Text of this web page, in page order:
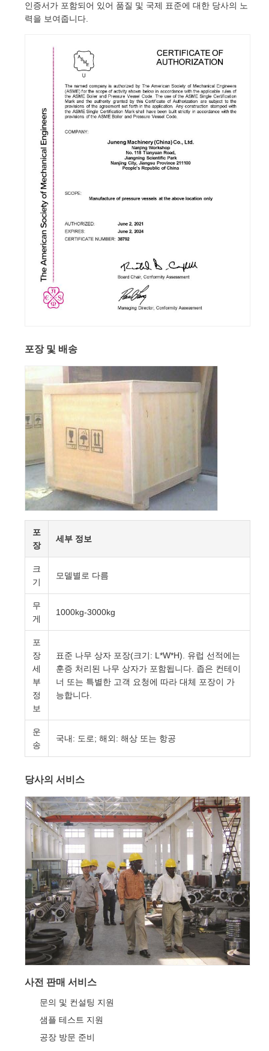
인증서가 포함되어 있어 품질 및 국제 표준에 대한 당사의 노
력을 보여줍니다.
포장 및 배송
포
장
세부 정보
크
기
모델별로 다름
무
게
1000kg-3000kg
포
장
세
부
정
보
표준 나무 상자 포장(크기: L*W*H). 유럽 선적에는
훈증 처리된 나무 상자가 포함됩니다. 좁은 컨테이
너 또는 특별한 고객 요청에 따라 대체 포장이 가
능합니다.
운
송
국내: 도로; 해외: 해상 또는 항공
당사의 서비스
사전 판매 서비스
문의 및 컨설팅 지원
샘플 테스트 지원
공장 방문 준비